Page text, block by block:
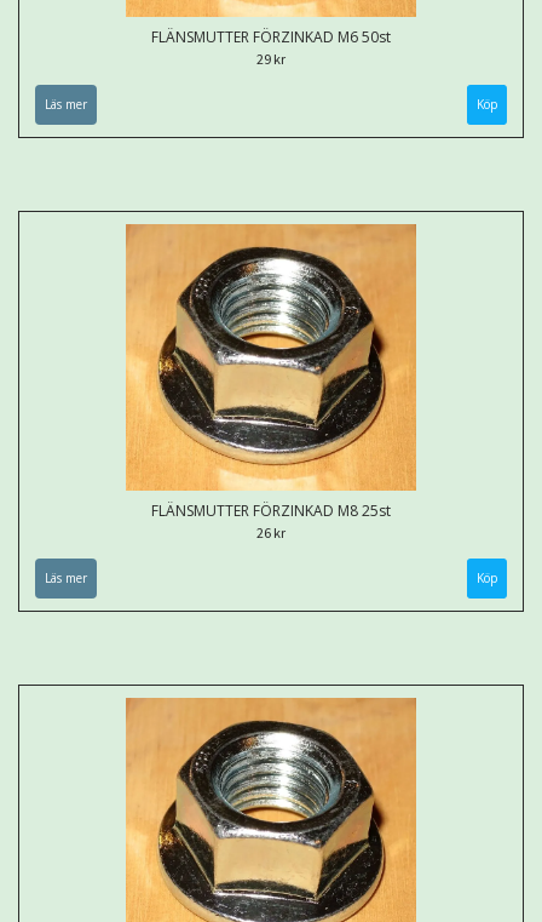
FLÄNSMUTTER FÖRZINKAD M6 50st
29 kr
Läs mer
FLÄNSMUTTER FÖRZINKAD M8 25st
26 kr
Läs mer